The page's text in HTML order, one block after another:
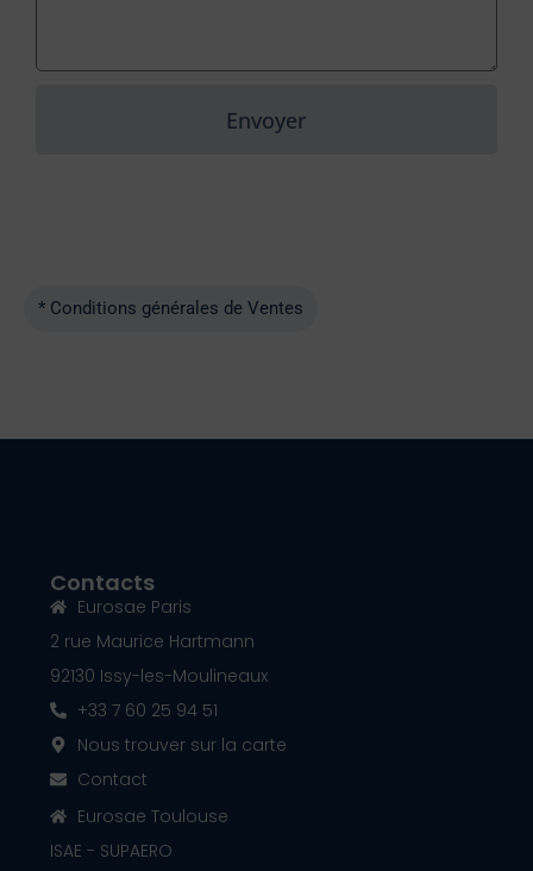
Envoyer
* Conditions générales de Ventes
Contacts
Eurosae Paris
2 rue Maurice Hartmann
92130 Issy-les-Moulineaux
+33 7 60 25 94 51
Nous trouver sur la carte
Contact
Eurosae Toulouse
ISAE - SUPAERO